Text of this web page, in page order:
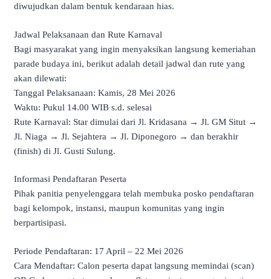
diwujudkan dalam bentuk kendaraan hias.
Jadwal Pelaksanaan dan Rute Karnaval
Bagi masyarakat yang ingin menyaksikan langsung kemeriahan
parade budaya ini, berikut adalah detail jadwal dan rute yang
akan dilewati:
Tanggal Pelaksanaan: Kamis, 28 Mei 2026
Waktu: Pukul 14.00 WIB s.d. selesai
Rute Karnaval: Star dimulai dari Jl. Kridasana → Jl. GM Situt →
Jl. Niaga → Jl. Sejahtera → Jl. Diponegoro → dan berakhir
(finish) di Jl. Gusti Sulung.
Informasi Pendaftaran Peserta
Pihak panitia penyelenggara telah membuka posko pendaftaran
bagi kelompok, instansi, maupun komunitas yang ingin
berpartisipasi.
Periode Pendaftaran: 17 April – 22 Mei 2026
Cara Mendaftar: Calon peserta dapat langsung memindai (scan)